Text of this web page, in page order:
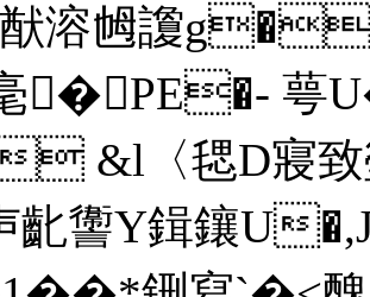
溶乸讂
�PE�-
&l〈毸D寢致
齔讏Y鍓鑲U